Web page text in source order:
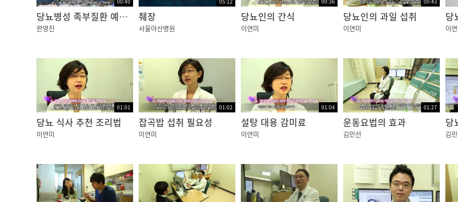
정창희 / 서울아산병원 내분비내과 교수
의식이 없기 때문에 자칫 음식이 기도로 넘어가서 더 위험해질 수 있기 때문에 최대한 가까운 병원으로 환
Q. 평상시 저혈당 관리 방법은?
가장 중요한 것은 규칙적인 식습관을 유지하는 것과 운동 시에는 평소보다 인슐린을 줄여서 맞는다든지 저
람직하겠습니다.
저혈당을 예방하려면 저혈당이 일어난 상황을 곰곰이 따져보고 같은 상황이 만들어지지 않도록 사전에 방
소 당분이 든 음식물을 지니고 다니는 것이 좋습니다.
또, 저혈당 발생시 도움을 받을 수 있도록 당뇨병 환자임을 나타내는 인식표를 가지고 다니는 것이 큰 사고를
당뇨병성 족부질환 예방법
한영진
췌장
서울아산병원
당뇨인의 간식
이연미
당뇨인의 과일 섭취
이연미 이
01:01
당뇨 식사 추천 조리법
이연미
01:02
잡곡밥 섭취 필요성
이연미
01:04
설탕 대용 감미료
이연미
01:27
운동요법의 효과
김민선
당
김